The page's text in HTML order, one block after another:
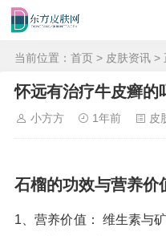
当前位置： 首页 > 皮肤资讯 >
怀远有治疗牛皮癣的
小方方 1年前 皮
石榴的功效与营养价
1、营养价值： 维生素与